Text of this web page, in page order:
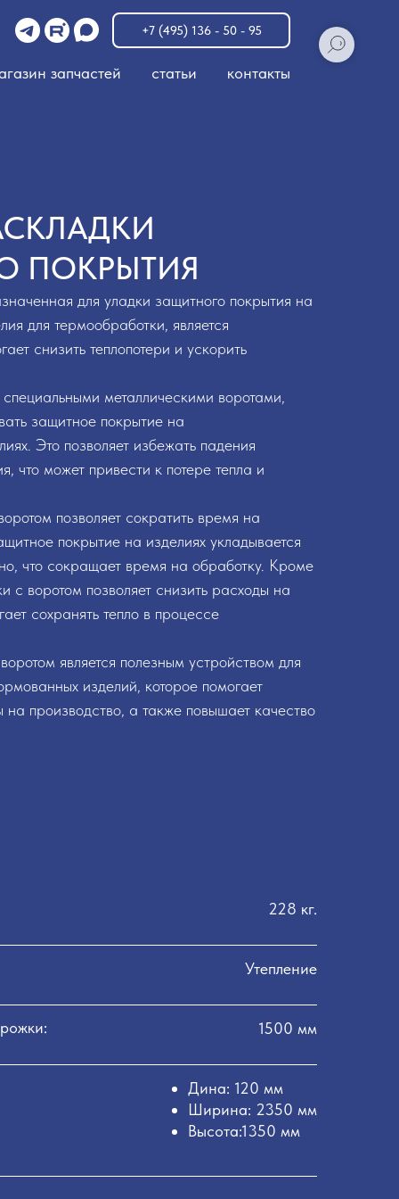
+7 (495) 136 - 50 - 95
запчастей статьи контакты
ПОКРЫТИЯ
для уладки защитного покрытия на
для термообработки, является
снизить теплопотери и ускорить
металлическими воротами,
защитное покрытие на
Это позволяет избежать падения
что может привести к потере тепла и
позволяет сократить время на
покрытие на изделиях укладывается
что сокращает время на обработку. Кроме
с воротом позволяет снизить расходы на
сохранять тепло в процессе
является полезным устройством для
изделий, которое помогает
на производство, а также повышает качество
228 кг.
Утепление
1500 мм
Дина: 120 мм
Ширина: 2350 мм
Высота:1350 мм